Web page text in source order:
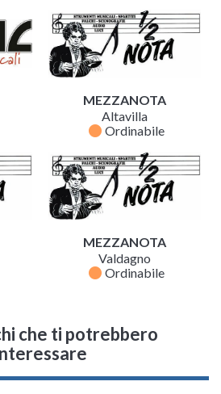
MEZZANOTA
Altavilla
fiber_manual_record Ordinabile
MEZZANOTA
Valdagno
fiber_manual_record Ordinabile
che ti potrebbero